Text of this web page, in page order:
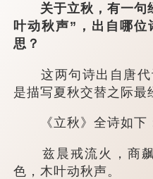
关于立秋，有一句
叶动秋声”，出自哪
思？
这两句诗出自唐代
是描写夏秋交替之际最
《立秋》全诗如下
兹晨戒流火，商
色，木叶动秋声。